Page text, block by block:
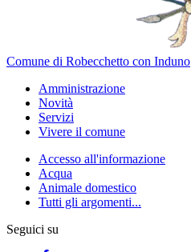
Comune di Robecchetto con Induno
Amministrazione
Novità
Servizi
Vivere il comune
Accesso all'informazione
Acqua
Animale domestico
Tutti gli argomenti...
Seguici su